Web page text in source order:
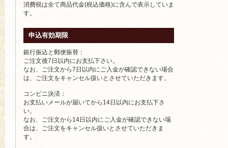
消費税は全て商品代金(税込価格)に含んで表示していま
す。
申込有効期限
銀行振込と郵便振替：
ご注文後7日以内にお支払下さい。
なお、ご注文から7日以内にご入金が確認できない場合
は、ご注文をキャンセル扱いとさせていただきます。
コンビニ決済：
お支払いメールが届いてから14日以内にお支払下さ
い。
なお、ご注文から14日以内にご入金が確認できない場
合は、ご注文をキャンセル扱いとさせていただきま
す。